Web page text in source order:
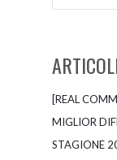
[REAL
MIGLIOR
STAGIONE